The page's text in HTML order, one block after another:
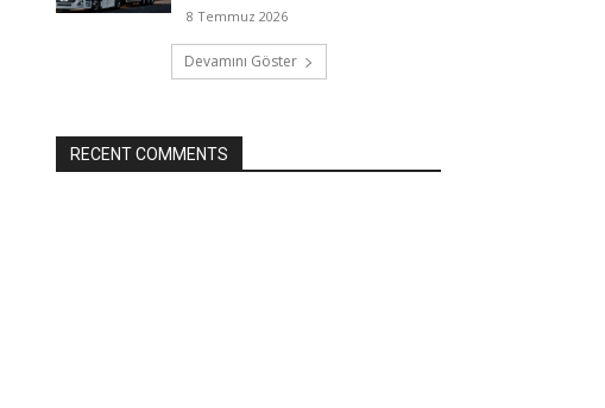
8 Temmuz 2026
Devamını Göster
RECENT COMMENTS